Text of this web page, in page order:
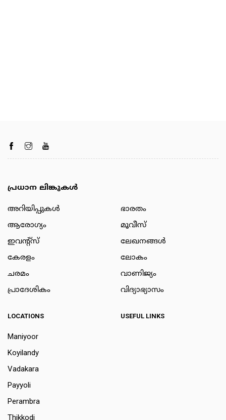
പ്രധാന ലിങ്കുകൾ
അറിയിപ്പുകള്‍
ആരോഗ്യം
ഇവന്റ്സ്
കേരളം
ചരമം
പ്രാദേശികം
ഭാരതം
മൂവീസ്
ലേഖനങ്ങള്‍
ലോകം
വാണിജ്യം
വിദ്യാഭ്യാസം
LOCATIONS
Maniyoor
Koyilandy
Vadakara
Payyoli
Perambra
Thikkodi
USEFUL LINKS